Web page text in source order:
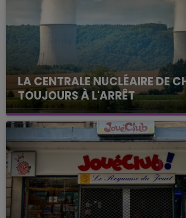
LA CENTRALE NUCLÉAIRE DE
TOUJOURS À L'ARRÊT
Cela fait déjà une semaine que la
nucléaire ardennaise est à l'arrêt.
justifiée par la sécheresse intense
présente.